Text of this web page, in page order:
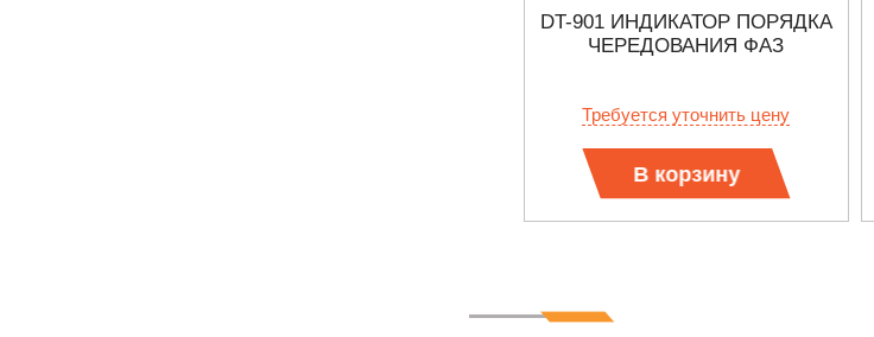
DT-901 ИНДИКАТОР ПОРЯДКА
ЧЕРЕДОВАНИЯ ФАЗ
Требуется уточнить цену
В корзину